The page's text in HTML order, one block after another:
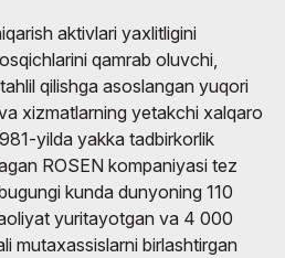
aktivlari yaxlitligini
qamrab oluvchi,
qilishga asoslangan yuqori
xizmatlarning yetakchi xalqaro
yilda yakka tadbirkorlik
ROSEN kompaniyasi tez
kunda dunyoning 110
yuritayotgan va 4 000
mutaxassislarni birlashtirgan